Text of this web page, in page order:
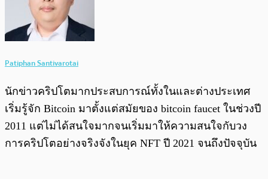
Patiphan Santivarotai
นักข่าวคริปโตมากประสบการณ์ทั้งในและต่างประเทศ
เริ่มรู้จัก Bitcoin มาตั้งแต่สมัยของ bitcoin faucet ในช่วงปี
2011 แต่ไม่ได้สนใจมากจนเริ่มมาให้ความสนใจกับวง
การคริปโตอย่างจริงจังในยุค NFT ปี 2021 จนถึงปัจจุบัน